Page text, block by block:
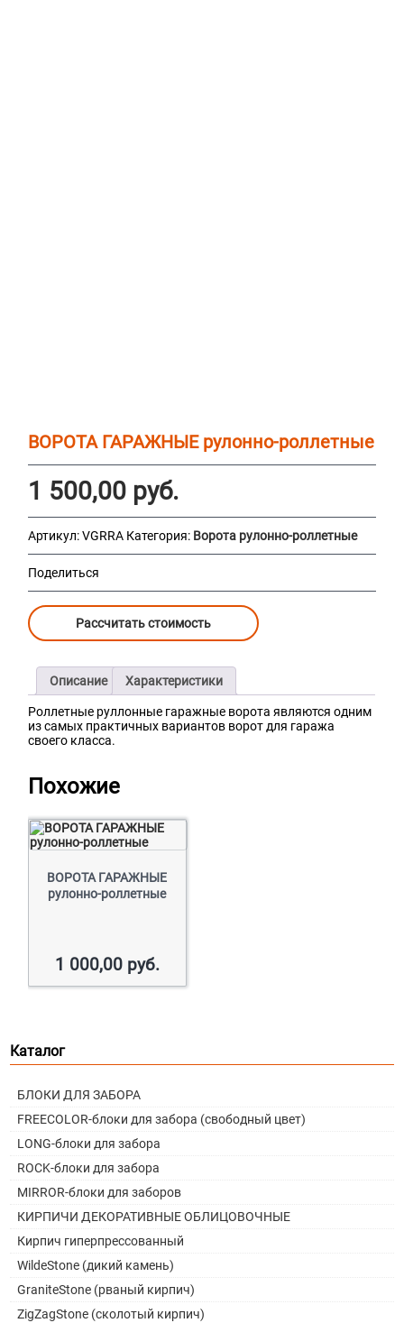
ВОРОТА ГАРАЖНЫЕ рулонно-роллетные
1 500,00 руб.
Артикул:VGRRA Категория: Ворота рулонно-роллетные
Поделиться
Рассчитать стоимость
Описание Характеристики
Роллетные руллонные гаражные ворота являются одним
из самых практичных вариантов ворот для гаража
своего класса.
Похожие
ВОРОТА ГАРАЖНЫЕ
рулонно-роллетные
1 000,00 руб.
Каталог
БЛОКИ ДЛЯ ЗАБОРА
FREECOLOR-блоки для забора (свободный цвет)
LONG-блоки для забора
ROCK-блоки для забора
MIRROR-блоки для заборов
КИРПИЧИ ДЕКОРАТИВНЫЕ ОБЛИЦОВОЧНЫЕ
Кирпич гиперпрессованный
WildeStone (дикий камень)
GraniteStone (рваный кирпич)
ZigZagStone (сколотый кирпич)